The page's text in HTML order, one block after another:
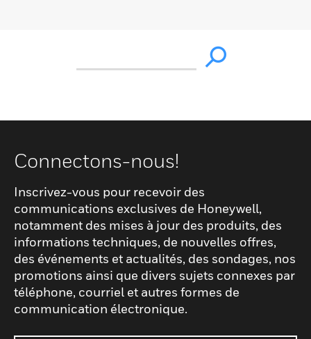
Connectons-nous!
Inscrivez-vous pour recevoir des
communications exclusives de Honeywell,
notamment des mises à jour des produits, des
informations techniques, de nouvelles offres,
des événements et actualités, des sondages, nos
promotions ainsi que divers sujets connexes par
téléphone, courriel et autres formes de
communication électronique.